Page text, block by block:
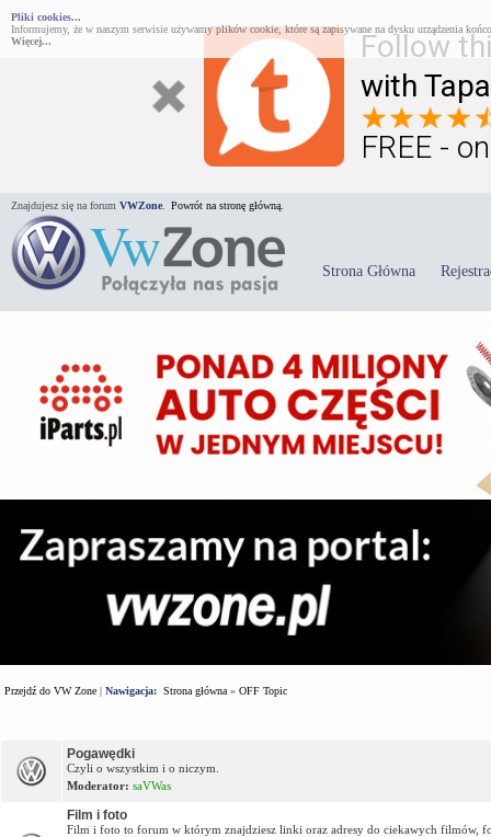
Follow
with
FREE -
Pliki cookies...
Informujemy, że w naszym serwisie używamy plików cookie, które są zapisywane na dysku urządzenia
Więcej...
Znajdujesz się na forum VWZone Powrót na stronę główną.
Strona Główna
Przejdź do VW Zone | Nawigacja: Strona główna » OFF Topic
Pogawędki
Czyli o wszystkim i o niczym.
Moderator: saVWas
Film i foto
Film i foto to forum w którym znajdziesz linki oraz adresy do ciekawych filmów,